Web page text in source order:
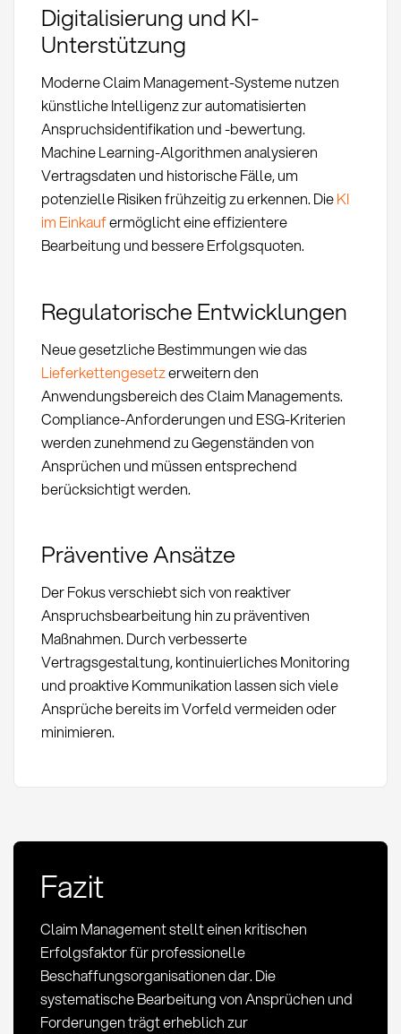
Digitalisierung und KI-
Unterstützung
Moderne Claim Management-Systeme nutzen
künstliche Intelligenz zur automatisierten
Anspruchsidentifikation und -bewertung.
Machine Learning-Algorithmen analysieren
Vertragsdaten und historische Fälle, um
potenzielle Risiken frühzeitig zu erkennen. DieKI
im Einkaufermöglicht eine effizientere
Bearbeitung und bessere Erfolgsquoten.
Regulatorische Entwicklungen
Neue gesetzliche Bestimmungen wie das
Lieferkettengesetzerweitern den
Anwendungsbereich des Claim Managements.
Compliance-Anforderungen und ESG-Kriterien
werden zunehmend zu Gegenständen von
Ansprüchen und müssen entsprechend
berücksichtigt werden.
Präventive Ansätze
Der Fokus verschiebt sich von reaktiver
Anspruchsbearbeitung hin zu präventiven
Maßnahmen. Durch verbesserte
Vertragsgestaltung, kontinuierliches Monitoring
und proaktive Kommunikation lassen sich viele
Ansprüche bereits im Vorfeld vermeiden oder
minimieren.
Fazit
Claim Management stellt einen kritischen
Erfolgsfaktor für professionelle
Beschaffungsorganisationen dar. Die
systematische Bearbeitung von Ansprüchen und
Forderungen trägt erheblich zur